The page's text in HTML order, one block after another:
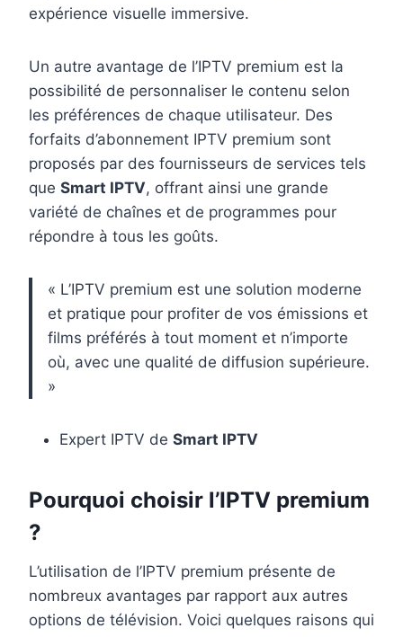
expérience visuelle immersive.
Un autre avantage de l’IPTV premium est la
possibilité de personnaliser le contenu selon
les préférences de chaque utilisateur. Des
forfaits d’abonnement IPTV premium sont
proposés par des fournisseurs de services tels
que Smart IPTV, offrant ainsi une grande
variété de chaînes et de programmes pour
répondre à tous les goûts.
« L’IPTV premium est une solution moderne
et pratique pour profiter de vos émissions et
films préférés à tout moment et n’importe
où, avec une qualité de diffusion supérieure.
»
Expert IPTV de Smart IPTV
Pourquoi choisir l’IPTV premium
?
L’utilisation de l’IPTV premium présente de
nombreux avantages par rapport aux autres
options de télévision. Voici quelques raisons qui